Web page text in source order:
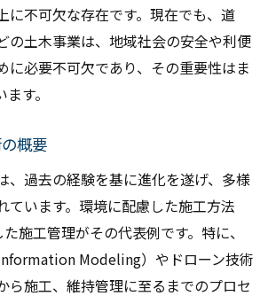
に不可欠な存在です。現在でも、道
の土木事業は、地域社会の安全や利便
に必要不可欠であり、その重要性はま
す。
概要
、過去の経験を基に進化を遂げ、多様
ています。環境に配慮した施工方法
施工管理がその代表例です。特に、
Modeling）やドローン技術
ら施工、維持管理に至るまでのプロセ